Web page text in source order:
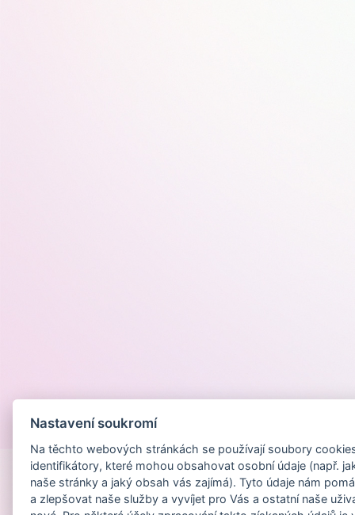
Nastavení soukromí
Na těchto webových stránkách se používají soubory
identifikátory, které mohou obsahovat osobní údaje (např.
naše stránky a jaký obsah vás zajímá). Tyto údaje nám
a zlepšovat naše služby a vyvíjet pro Vás a ostatní naše